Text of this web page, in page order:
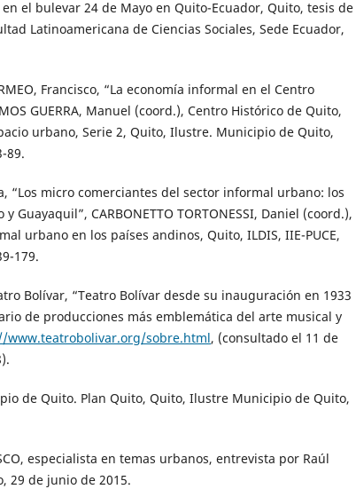
el bulevar 24 de Mayo en Quito-Ecuador, Quito, tesis de
Latinoamericana de Ciencias Sociales, Sede Ecuador,
Francisco, “La economía informal en el Centro
GUERRA, Manuel (coord.), Centro Histórico de Quito,
urbano, Serie 2, Quito, Ilustre. Municipio de Quito,
89.
“Los micro comerciantes del sector informal urbano: los
Guayaquil”, CARBONETTO TORTONESSI, Daniel (coord.),
urbano en los países andinos, Quito, ILDIS, IIE-PUCE,
179.
Bolívar, “Teatro Bolívar desde su inauguración en 1933
de producciones más emblemática del arte musical y
www.teatrobolivar.org/sobre.html, (consultado el 11 de
de Quito. Plan Quito, Quito, Ilustre Municipio de Quito,
especialista en temas urbanos, entrevista por Raúl
29 de junio de 2015.